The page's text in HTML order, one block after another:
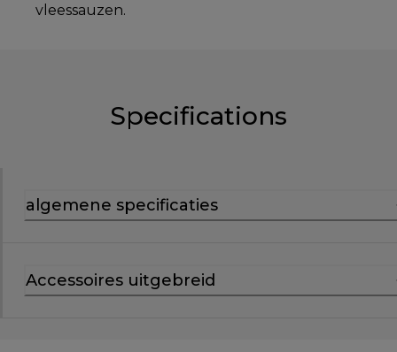
vleessauzen.
Specifications
algemene specificaties
Accessoires uitgebreid